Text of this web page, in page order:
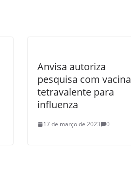
Anvisa autoriza
pesquisa com vacina
tetravalente para
influenza
17 de março de 2023 0